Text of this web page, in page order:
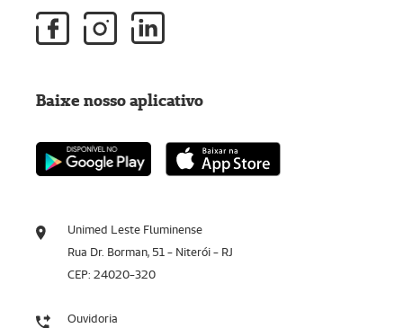
Unimed Leste Fluminense
Rua Dr. Borman, 51 - Niterói - RJ
CEP: 24020-320
Ouvidoria
Baixe nosso aplicativo